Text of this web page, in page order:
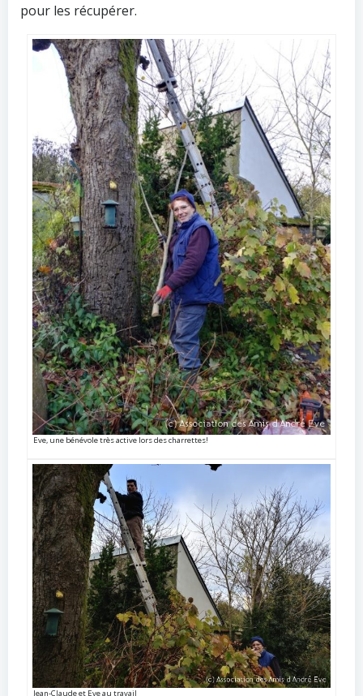
pour les récupérer.
Eve, une bénévole très active lors des charrettes!
Jean-Claude et Eve au travail